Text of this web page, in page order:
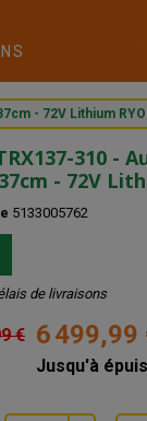
- 72V Lithium
310 -
- 72V
5133005762
de livraisons
€ 6 499,99
Jusqu'à